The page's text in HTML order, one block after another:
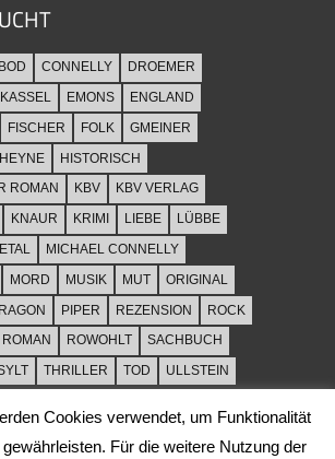
BOD CONNELLY
DROEMER
EMONS
ENGLAND
FISCHER FOLK
GMEINER
HEYNE
HISTORISCH
ROMAN
KBV
KBV VERLAG
KNAUR KRIMI LIEBE
LÜBBE
MICHAEL CONNELLY
MORD MUSIK MUT
ORIGINAL
PIPER REZENSION
ROCK
ROMAN ROWOHLT
SACHBUCH
THRILLER TOD
ULLSTEIN
Cookies verwendet, um Funktionalität
Für die weitere Nutzung der